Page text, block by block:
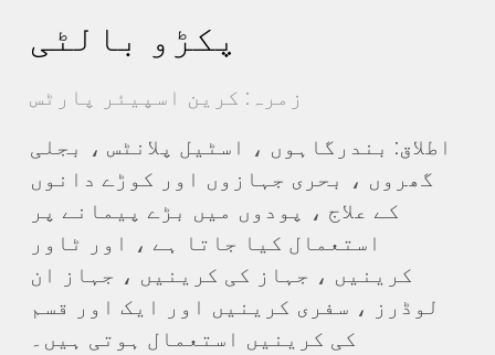
پکڑو بالٹی
زمرہ: کرین اسپیئر پارٹس
اطلاق: بندرگاہوں ، اسٹیل پلانٹس ، بجلی
گھروں ، بحری جہازوں اور کوڑے دانوں
کے علاج ، پودوں میں بڑے پیمانے پر
استعمال کیا جاتا ہے ، اور ٹاور
کرینیں ، جہاز کی کرینیں ، جہاز ان
لوڈرز ، سفری کرینیں اور ایک اور قسم
کی کرینیں استعمال ہوتی ہیں۔